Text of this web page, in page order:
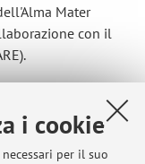
i cookie
per il suo
Mater
con il